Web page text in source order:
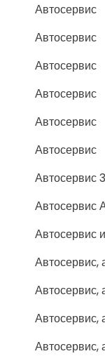
Автосервис
Автосервис
Автосервис
Автосервис
Автосервис
Автосервис
Автосервис
Автосервис
Автосервис
Автосервис,
Автосервис,
Автосервис,
Автосервис,